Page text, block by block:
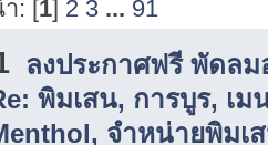
: [1] 2 3 ... 91
ลงประกาศฟรี พัดล
พิมเสน, การบูร, เ
จำหน่ายพิมเ